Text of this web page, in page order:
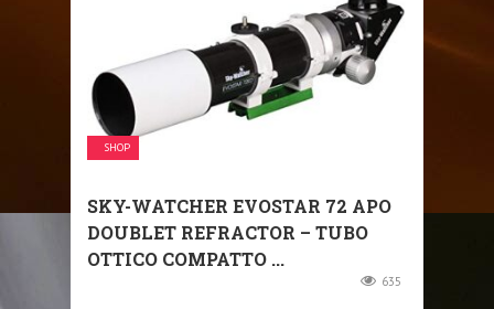
SHOP
SKY-WATCHER EVOSTAR 72 APO
DOUBLET REFRACTOR – TUBO
OTTICO COMPATTO ...
635